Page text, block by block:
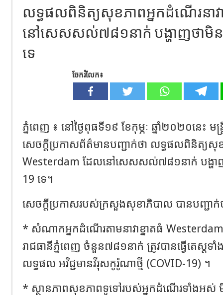
លទ្ធផលពិនិត្យសុខភាពអ្នកដំណើរនាវា
នៅសេសសល់៧៨១នាក់ បង្ហាញថាមិនម
ទេ
ចែករំលែក៖
ភ្នំពេញ ៖ នៅថ្ងៃពុធទី១៩ ខែកុម្ភៈ ឆ្នាំ២០២០នេះ
សេចក្តី​ប្រកាសព័ត៌មានបញ្ជាក់ថា លទ្ធផលពិនិត្យសុខ
Westerdam ដែលនៅសេសសល់៧៨១នាក់ បង្ហា
19 ទេ។
សេចក្តីប្រកាសរបស់ក្រសួងសុខាភិបាល បានបញ្ជាក់
* សំណាកអ្នកដំណើរតាមនាវាខ្នាតធំ
រាជធានីភ្នំពេញ ចំនួន៧៨១នាក់ ត្រូវបានធ្វើតេស្
លទ្ធផល អវិជ្ជមានវីរុសកូរ៉ូណាថ្មី (COVID-19) ។
* ស្ថានភាពសុខភាពទូទៅរបស់អ្នកដំណើរទាំងអស់